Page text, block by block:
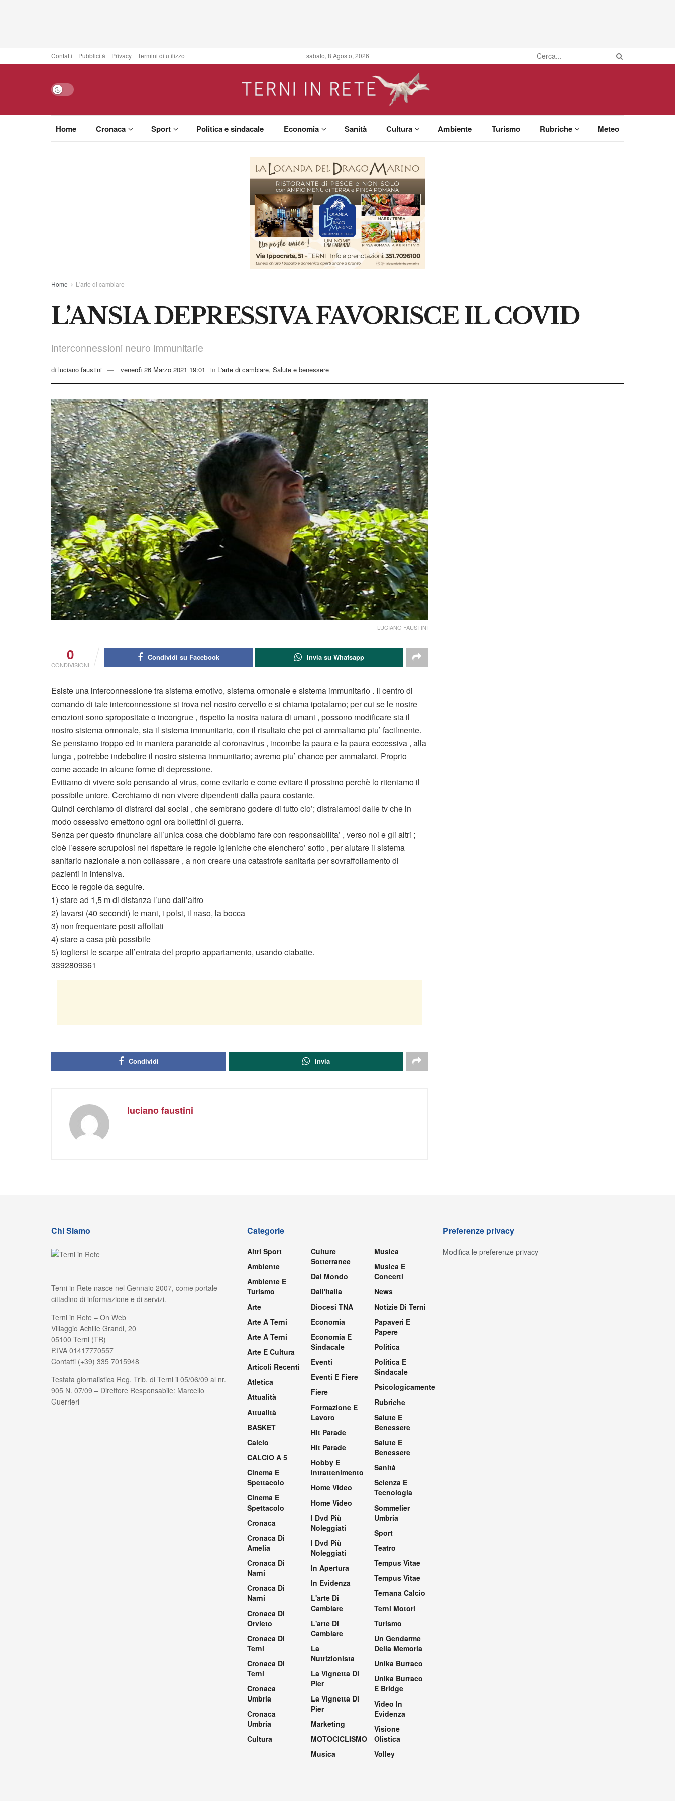
Contatti Pubblicità Privacy Termini di utilizzo sabato, 8 Agosto, 2026
Home Cronaca Sport Politica e sindacale Economia Sanità Cultura Ambiente Turismo Rubriche Meteo
Home L'arte di cambiare
L’ANSIA DEPRESSIVA FAVORISCE IL COVID
interconnessioni neuro immunitarie
di luciano faustini venerdì 26 Marzo 2021 19:01 in L'arte di cambiare, Salute e benessere
LUCIANO FAUSTINI
0
CONDIVISIONI
Condividi su Facebook Invia su Whatsapp
Esiste una interconnessione tra sistema emotivo, sistema ormonale e sistema immunitario . Il centro di
comando di tale interconnessione si trova nel nostro cervello e si chiama ipotalamo; per cui se le nostre
emozioni sono spropositate o incongrue , rispetto la nostra natura di umani , possono modificare sia il
nostro sistema ormonale, sia il sistema immunitario, con il risultato che poi ci ammaliamo piu’ facilmente.
Se pensiamo troppo ed in maniera paranoide al coronavirus , incombe la paura e la paura eccessiva , alla
lunga , potrebbe indebolire il nostro sistema immunitario; avremo piu’ chance per ammalarci. Proprio
come accade in alcune forme di depressione.
Evitiamo di vivere solo pensando al virus, come evitarlo e come evitare il prossimo perchè lo riteniamo il
possibile untore. Cerchiamo di non vivere dipendenti dalla paura costante.
Quindi cerchiamo di distrarci dai social , che sembrano godere di tutto cio’; distraiamoci dalle tv che in
modo ossessivo emettono ogni ora bollettini di guerra.
Senza per questo rinunciare all’unica cosa che dobbiamo fare con responsabilita’ , verso noi e gli altri ;
cioè l’essere scrupolosi nel rispettare le regole igieniche che elenchero’ sotto , per aiutare il sistema
sanitario nazionale a non collassare , a non creare una catastrofe sanitaria per sovraffollamento di
pazienti in intensiva.
Ecco le regole da seguire.
1) stare ad 1,5 m di distanza l’uno dall’altro
2) lavarsi (40 secondi) le mani, i polsi, il naso, la bocca
3) non frequentare posti affollati
4) stare a casa più possibile
5) togliersi le scarpe all’entrata del proprio appartamento, usando ciabatte.
3392809361
Condividi Invia
luciano faustini
Chi Siamo
Terni in Rete nasce nel Gennaio 2007, come portale
cittadino di informazione e di servizi.
Terni in Rete – On Web
Villaggio Achille Grandi, 20
05100 Terni (TR)
P.IVA 01417770557
Contatti (+39) 335 7015948
Testata giornalistica Reg. Trib. di Terni il 05/06/09 al nr.
905 N. 07/09 – Direttore Responsabile: Marcello
Guerrieri
Categorie
Altri Sport
Ambiente
Ambiente E
Turismo
Arte
Arte A Terni
Arte A Terni
Arte E Cultura
Articoli Recenti
Atletica
Attualità
Attualità
BASKET
Calcio
CALCIO A 5
Cinema E
Spettacolo
Cinema E
Spettacolo
Cronaca
Cronaca Di
Amelia
Cronaca Di
Narni
Cronaca Di
Narni
Cronaca Di
Orvieto
Cronaca Di
Terni
Cronaca Di
Terni
Cronaca
Umbria
Cronaca
Umbria
Cultura
Culture
Sotterranee
Dal Mondo
Dall'Italia
Diocesi TNA
Economia
Economia E
Sindacale
Eventi
Eventi E Fiere
Fiere
Formazione E
Lavoro
Hit Parade
Hit Parade
Hobby E
Intrattenimento
Home Video
Home Video
I Dvd Più
Noleggiati
I Dvd Più
Noleggiati
In Apertura
In Evidenza
L'arte Di
Cambiare
L'arte Di
Cambiare
La
Nutrizionista
La Vignetta Di
Pier
La Vignetta Di
Pier
Marketing
MOTOCICLISMO
Musica
Musica
Musica E
Concerti
News
Notizie Di Terni
Papaveri E
Papere
Politica
Politica E
Sindacale
Psicologicamente
Rubriche
Salute E
Benessere
Salute E
Benessere
Sanità
Scienza E
Tecnologia
Sommelier
Umbria
Sport
Teatro
Tempus Vitae
Tempus Vitae
Ternana Calcio
Terni Motori
Turismo
Un Gendarme
Della Memoria
Unika Burraco
Unika Burraco
E Bridge
Video In
Evidenza
Visione
Olistica
Volley
Preferenze privacy
Modifica le preferenze privacy